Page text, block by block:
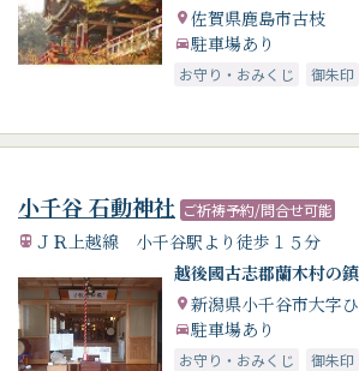
佐賀県鹿島市古枝
駐車場あり
お守り・おみくじ 御朱印
小千谷 石動神社 ご祈祷予約/問合せ可能
ＪＲ上越線 小千谷駅より徒歩１５分
越後國古志郡蘭木村の
新潟県小千谷市大字
駐車場あり
お守り・おみくじ 御朱印